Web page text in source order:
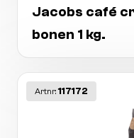
Jacobs café
bonen 1 kg.
Artnr: 117172